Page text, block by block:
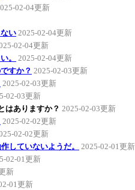
02-04更新
い 2025-02-04更新
02-04更新
。
2025-02-04更新
すか？ 2025-02-03更新
2025-02-03更新
02-03更新
はありますか？ 2025-02-03更新
2025-02-02更新
02-02更新
していないようだ。
2025-02-01更新
02-01更新
新
01更新